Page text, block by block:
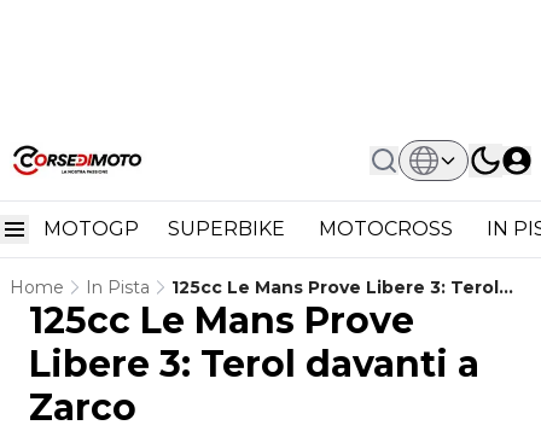
MOTOGP SUPERBIKE MOTOCROSS IN
Home In Pista
125cc Le Mans Prove Libere 3: Terol
Davanti A Zarco
125cc Le Mans Prove
Libere 3: Terol davanti a
Zarco